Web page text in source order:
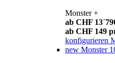
Monster +
ab CHF
ab CHF 149
konfigurieren
new Monster